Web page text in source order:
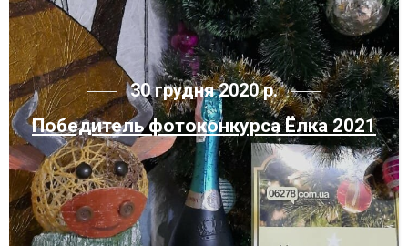
30 грудня 2020 р.
Победитель фотоконкурса Ёлка 2021